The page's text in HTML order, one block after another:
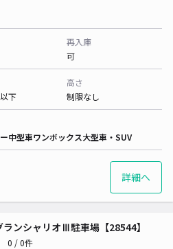
再入庫
可
下
高さ
制限なし
中型車ワンボックス大型車・SUV
詳細へ
ランシャリオⅢ駐車場【28544】
0 / 0件